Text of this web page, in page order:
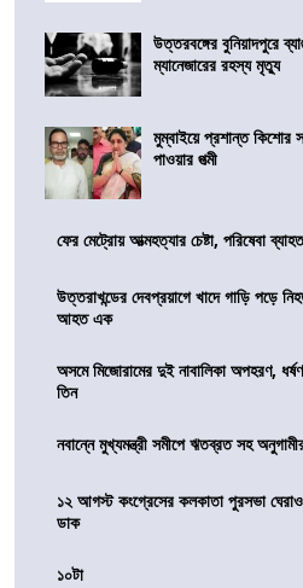
উত্তরবঙ্গের বুনিয়াদপুরে
ম্যানেজারের রহস্য মৃত্যু
মুম্বাইয়ে প্রশান্ত কিশোর
পাওয়ার পত্মী
ফের মেট্রোয় আত্মহত্যার চেষ্টা, পরিষেবা
উত্তরাখন্ডের দেবপ্রয়াগে খাদে গাড়ি পড়ে
আহত এক
অসমে মিজোরামের দুই নাবালিকা অপহরণ,
তিন
নবান্নে মুখ্যমন্ত্রী সমীপে ঋতব্রত সহ
১২ আগস্ট কংগ্রেসের কলকাতা পুরসভা ঘেরাও
ডাক
১০টা